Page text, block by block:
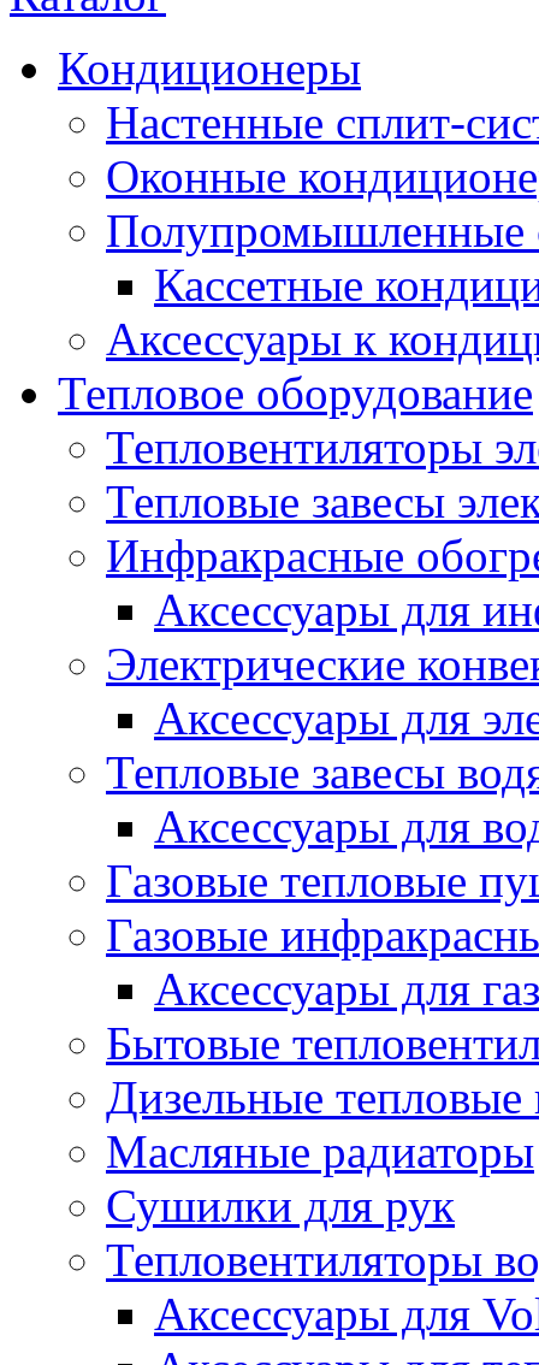
Кондиционеры
Настенные сплит-
Оконные
Полупромышленные
Кассетные
Аксессуары к
Тепловое оборудование
Тепловентиляторы
Тепловые завесы
Инфракрасные
Аксессуары для
Электрические
Аксессуары для
Тепловые завесы
Аксессуары для
Газовые тепловые
Газовые
Аксессуары для
Бытовые
Дизельные
Масляные радиаторы
Сушилки для рук
Тепловентиляторы
Аксессуары для